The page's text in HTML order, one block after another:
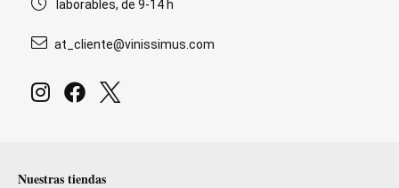
laborables, de 9-14 h
at_cliente@vinissimus.com
Nuestras tiendas